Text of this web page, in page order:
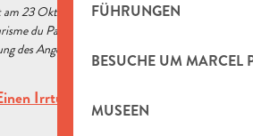
FÜHRUNGEN
BESUCHE UM MARCEL
MUSEEN
23 Oktober 2020 Um 15:14
du Pays d’Aubagne et de l’Étoile
des Angebots :
Irrtum angeben